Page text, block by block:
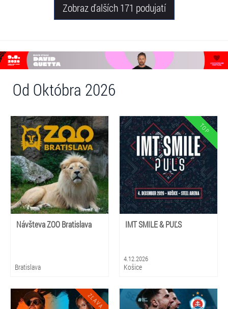
Zobraz ďalších 171 podujatí
Od Októbra 2026
Návšteva ZOO Bratislava
Bratislava
IMT SMILE & PUĽS
4.12.2026
Košice